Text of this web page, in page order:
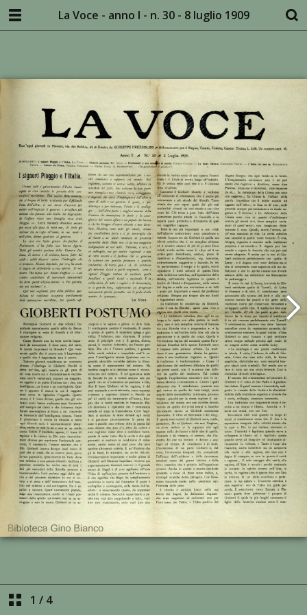
La Voce - anno I - n. 30 - 8 luglio 1909
1 / 4